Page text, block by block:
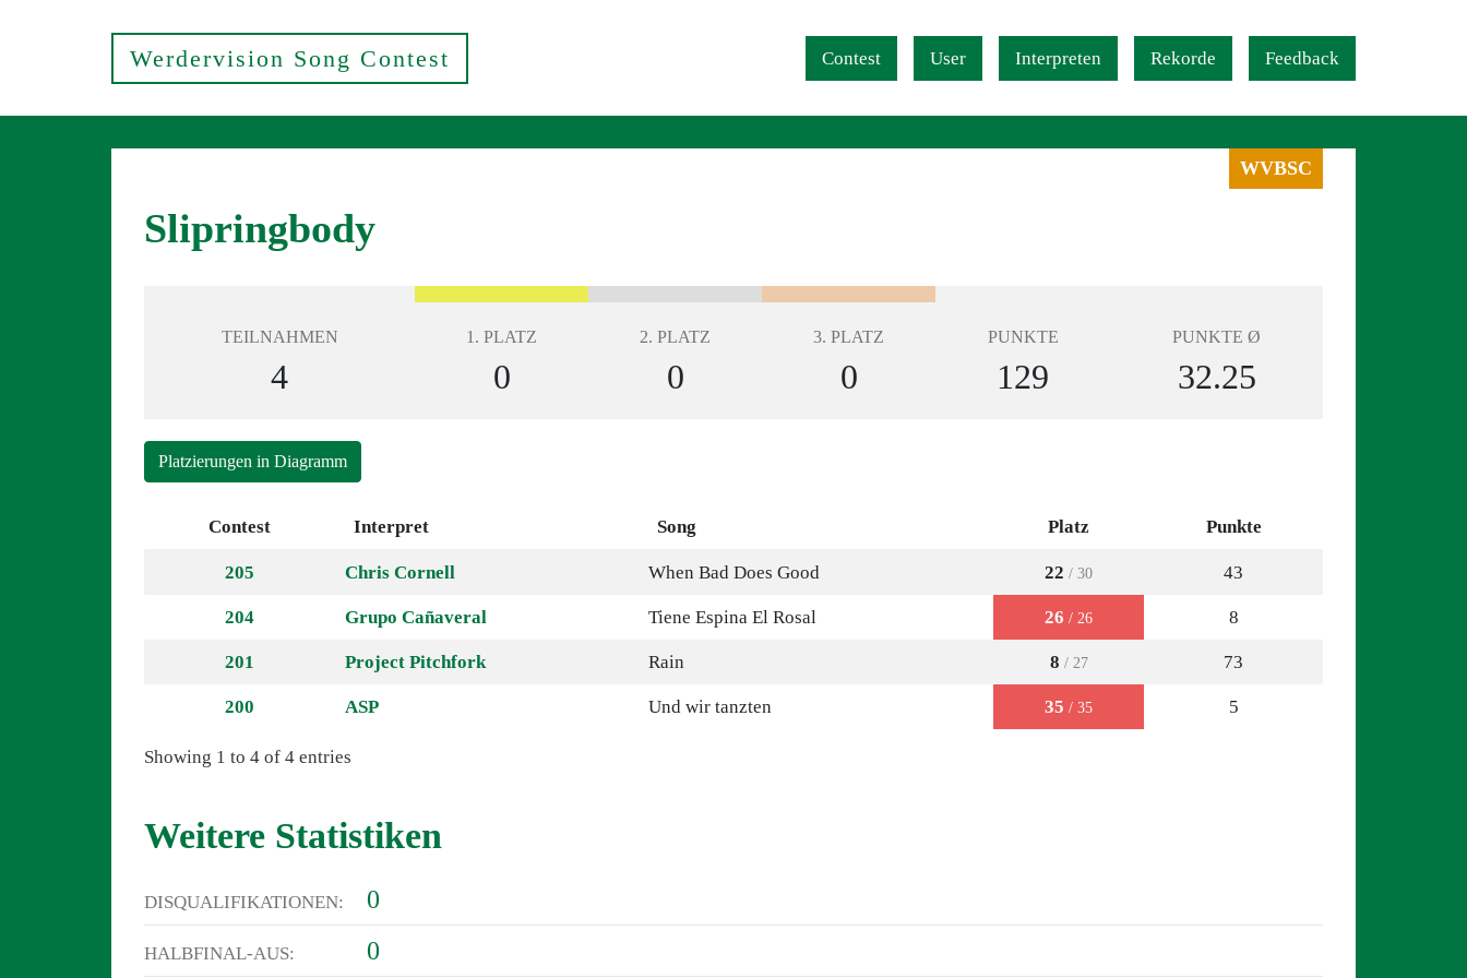
Werdervision Song Contest
Contest
User Interpreten Rekorde Feedback
WVBSC
Slipringbody
TEILNAHMEN
4
1. PLATZ
0
2. PLATZ
0
3. PLATZ
0
PUNKTE
129
PUNKTE Ø
32.25
Platzierungen in Diagramm
Contest Interpret Song Platz Punkte
205 Chris Cornell When Bad Does Good 22 / 30 43
204 Grupo Cañaveral Tiene Espina El Rosal 26 / 26 8
201 Project Pitchfork Rain 8 / 27 73
200 ASP Und wir tanzten 35 / 35 5
Showing 1 to 4 of 4 entries
Weitere Statistiken
DISQUALIFIKATIONEN: 0
HALBFINAL-AUS: 0